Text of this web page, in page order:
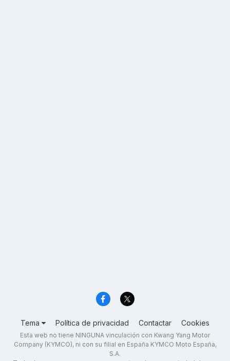
Tema Política de privacidad Contactar Cookies
Esta web no tiene NINGUNA vinculación con Kwang Yang Motor
Company (KYMCO), ni con su filial en España KYMCO Moto España,
S.A.